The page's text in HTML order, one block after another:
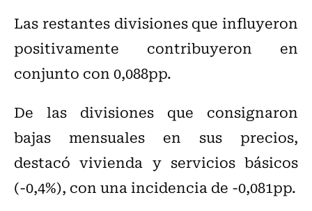
Las restantes divisiones que influyeron
positivamente contribuyeron en
conjunto con 0,088pp.
De las divisiones que consignaron
bajas mensuales en sus precios,
destacó vivienda y servicios básicos
(-0,4%), con una incidencia de -0,081pp.